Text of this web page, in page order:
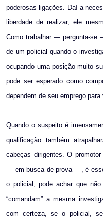
poderosas ligações. Daí a
liberdade de realizar, ele
Como trabalhar — pergunta-se
de um policial quando o
ocupando uma posição muito
pode ser esperado como
dependem de seu emprego para
Quando o suspeito é
qualificação também
cabeças dirigentes. O
— em busca de prova —, é
o policial, pode achar que
“comandam” a mesma
com certeza, se o policial,